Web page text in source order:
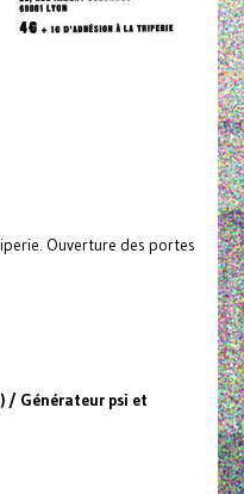
Ouverture des portes
/ Générateur psi et